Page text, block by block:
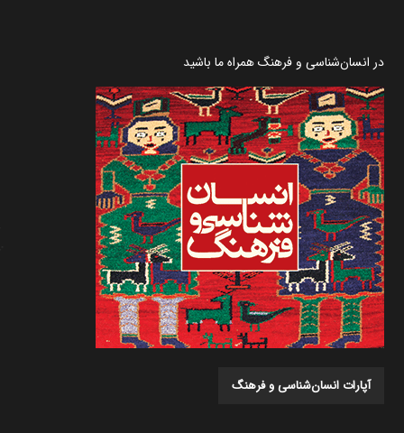
در انسان‌شناسی و فرهنگ همراه ما باشید
آپارات انسان‌شناسی و فرهنگ